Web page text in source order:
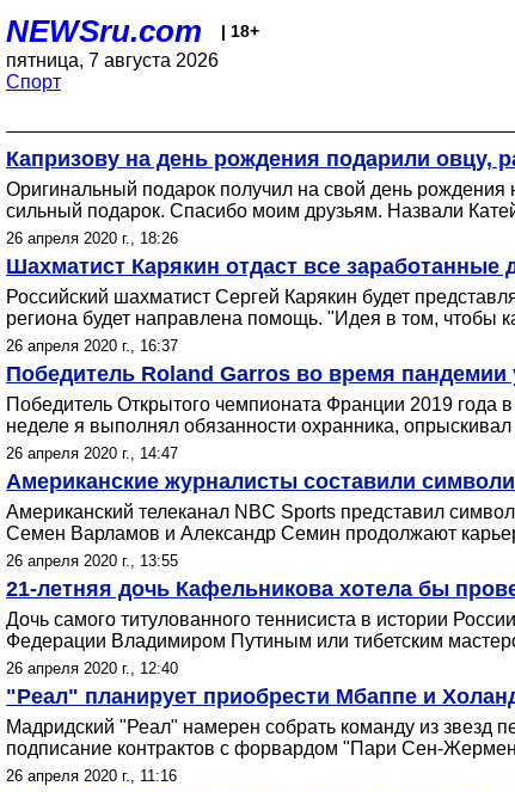
NEWSru.com | 18+
пятница, 7 августа 2026
Спорт
Капризову на день рождения подарили овцу,
Оригинальный подарок получил на свой день
сильный подарок. Спасибо моим друзьям. Назвали
26 апреля 2020 г., 18:26
Шахматист Карякин отдаст все
Российский шахматист Сергей Карякин будет
региона будет направлена помощь. "Идея в том, чтобы
26 апреля 2020 г., 16:37
Победитель Roland Garros во время пандемии
Победитель Открытого чемпионата Франции 2019 года
неделе я выполнял обязанности охранника,
26 апреля 2020 г., 14:47
Американские журналисты составили
Американский телеканал NBC Sports представил
Семен Варламов и Александр Семин продолжают
26 апреля 2020 г., 13:55
21-летняя дочь Кафельникова хотела бы
Дочь самого титулованного теннисиста в истории
Федерации Владимиром Путиным или тибетским
26 апреля 2020 г., 12:40
"Реал" планирует приобрести Мбаппе и
Мадридский "Реал" намерен собрать команду из звезд
подписание контрактов с форвардом "Пари Сен-
26 апреля 2020 г., 11:16